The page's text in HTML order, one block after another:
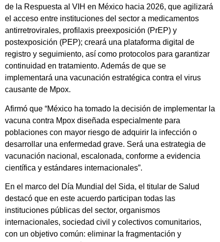
de la Respuesta al VIH en México hacia 2026, que agilizará
el acceso entre instituciones del sector a medicamentos
antirretrovirales, profilaxis preexposición (PrEP) y
postexposición (PEP); creará una plataforma digital de
registro y seguimiento, así como protocolos para garantizar
continuidad en tratamiento. Además de que se
implementará una vacunación estratégica contra el virus
causante de Mpox.
Afirmó que “México ha tomado la decisión de implementar la
vacuna contra Mpox diseñada especialmente para
poblaciones con mayor riesgo de adquirir la infección o
desarrollar una enfermedad grave. Será una estrategia de
vacunación nacional, escalonada, conforme a evidencia
científica y estándares internacionales”.
En el marco del Día Mundial del Sida, el titular de Salud
destacó que en este acuerdo participan todas las
instituciones públicas del sector, organismos
internacionales, sociedad civil y colectivos comunitarios,
con un objetivo común: eliminar la fragmentación y